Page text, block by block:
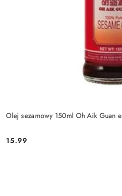
Olej sezamowy 150ml Oh Aik Guan e
Cena:
15.99